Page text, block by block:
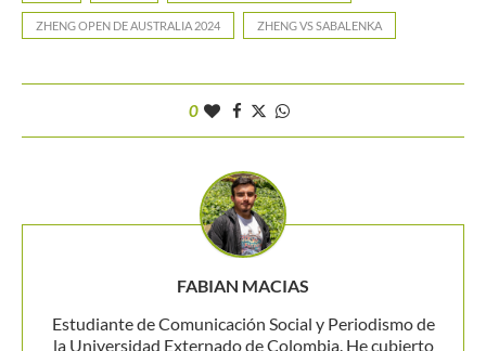
ZHENG OPEN DE AUSTRALIA 2024 ZHENG VS SABALENKA
0
FABIAN MACIAS
Estudiante de Comunicación Social y Periodismo de
la Universidad Externado de Colombia. He cubierto